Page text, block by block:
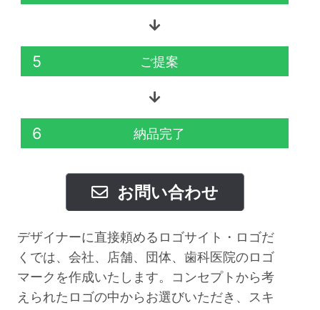
5 ご提案
6 納品完了
お問い合わせ
デザイナーに直接頼めるロゴサイト・ロゴだ
くでは、会社、店舗、団体、歯科医院のロゴ
マークを作成いたします。コンセプトから考
えられたロゴの中からお選びいただき、スキ